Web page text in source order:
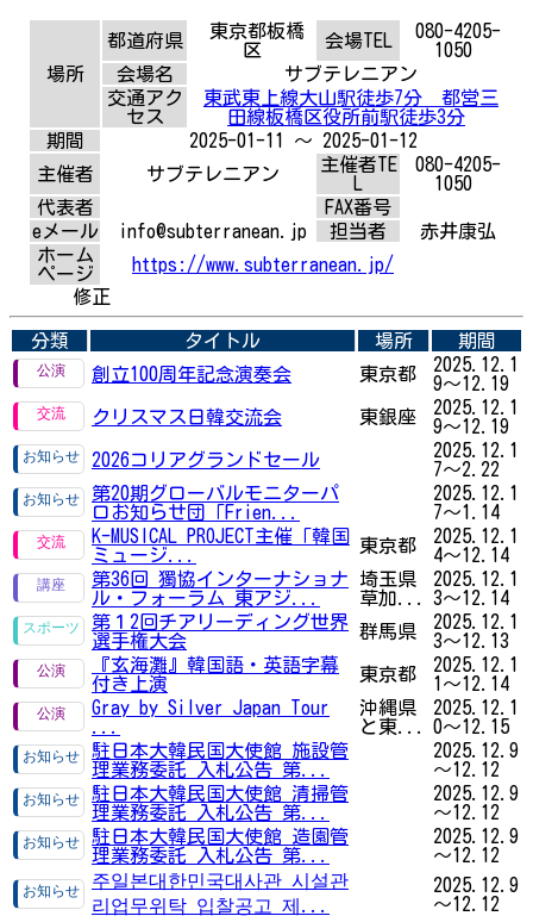
場所
都道府県
東京都板橋
区
会場TEL
080-4205-
1050
会場名
サブテレニアン
交通アク
セス
東武東上線大山駅徒歩7分 都営三
田線板橋区役所前駅徒歩3分
期間
2025-01-11 ～ 2025-01-12
主催者
サブテレニアン
主催者TE
080-4205-
1050
代表者
FAX番号
eメール
info@subterranean.jp 担当者
赤井康弘
ホーム
ページ
https://www.subterranean.jp/
修正
分類 タイトル 場所
期間
創立100周年記念演奏会
東京都
2025.12.1
9～12.19
クリスマス日韓交流会
東銀座
2025.12.1
9～12.19
2026コリアグランドセール
2025.12.1
7～2.22
第20期グローバルモニターパ
ロお知らせ団「Frien...
2025.12.1
7～1.14
K-MUSICAL PROJECT主催「韓国
ミュージ...
東京都
2025.12.1
4～12.14
第36回 獨協インターナショナ
ル・フォーラム 東アジ...
埼玉県
草加...
2025.12.1
3～12.14
第１2回チアリーディング世界
選手権大会
群馬県
2025.12.1
3～12.13
『玄海灘』韓国語・英語字幕
付き上演
東京都
2025.12.1
1～12.14
Gray by Silver Japan Tour
沖縄県
と東...
2025.12.1
0～12.15
駐日本大韓民国大使館 施設管
理業務委託 入札公告 第...
2025.12.9
～12.12
駐日本大韓民国大使館 清掃管
理業務委託 入札公告 第...
2025.12.9
～12.12
駐日本大韓民国大使館 造園管
理業務委託 入札公告 第...
2025.12.9
～12.12
주일본대한민국대사관 시설관
리업무위탁 입찰공고 제...
2025.12.9
～12.12